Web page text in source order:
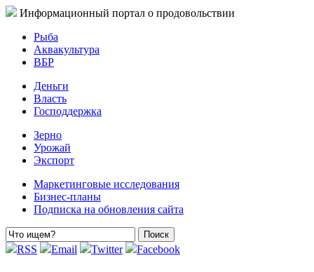
Информационный портал о продовольствии
Рыба
Аквакультура
ВБР
Деньги
Власть
Господдержка
Зерно
Урожай
Экспорт
Маркетинговые исследования
Бизнес-планы
Подписка на обновления сайта
RSS Email Twitter Facebook